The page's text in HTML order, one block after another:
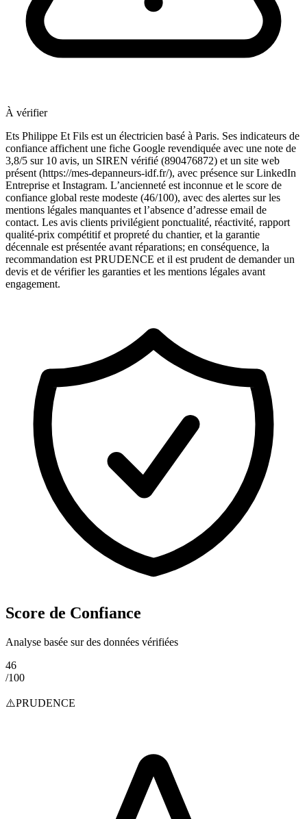
À vérifier
Ets Philippe Et Fils est un électricien basé à Paris. Ses indicateurs de
confiance affichent une fiche Google revendiquée avec une note de
3,8/5 sur 10 avis, un SIREN vérifié (890476872) et un site web
présent (https://mes-depanneurs-idf.fr/), avec présence sur LinkedIn
Entreprise et Instagram. L’ancienneté est inconnue et le score de
confiance global reste modeste (46/100), avec des alertes sur les
mentions légales manquantes et l’absence d’adresse email de
contact. Les avis clients privilégient ponctualité, réactivité, rapport
qualité-prix compétitif et propreté du chantier, et la garantie
décennale est présentée avant réparations; en conséquence, la
recommandation est PRUDENCE et il est prudent de demander un
devis et de vérifier les garanties et les mentions légales avant
engagement.
Score de Confiance
Analyse basée sur des données vérifiées
46
/100
⚠️PRUDENCE